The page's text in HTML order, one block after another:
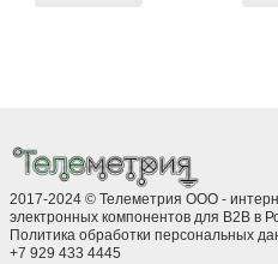
2017-2024 © Телеметрия ООО -
электронных компонентов для B2B в
Политика обработки персональных
+7 929 433 4445